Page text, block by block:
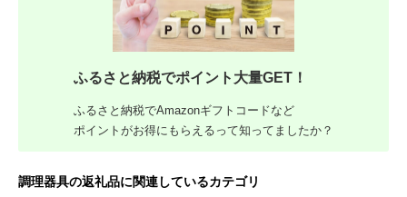
ふるさと納税でポイント大量GET！
ふるさと納税でAmazonギフトコードなど
ポイントがお得にもらえるって知ってましたか？
調理器具の返礼品に関連しているカテゴリ